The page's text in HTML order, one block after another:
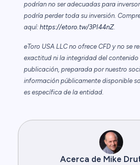
podrían no ser adecuadas para
podría perder toda su inversión.
aquí: https://etoro.tw/3PI44nZ.
eToro USA LLC no ofrece CFD y no se
exactitud ni la integridad del contenido
publicación, preparada por nuestro
información públicamente disponible
es específica de la entidad.
Acerca de Mike